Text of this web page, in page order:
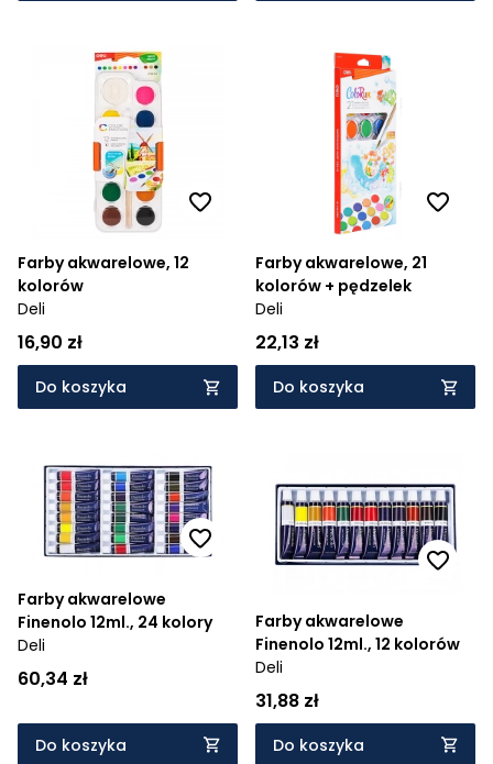
Farby akwarelowe, 12
kolorów
Deli
16,90 zł
Do koszyka
Farby akwarelowe, 21
kolorów + pędzelek
Deli
22,13 zł
Do koszyka
Farby akwarelowe
Finenolo 12ml., 24 kolory
Deli
60,34 zł
Do koszyka
Farby akwarelowe
Finenolo 12ml., 12 kolorów
Deli
31,88 zł
Do koszyka